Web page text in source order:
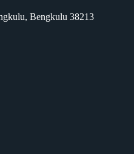
Bengkulu 38213